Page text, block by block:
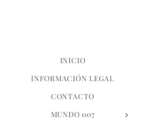
INICIO
INFORMACIÓN LEGAL
CONTACTO
MUNDO 007